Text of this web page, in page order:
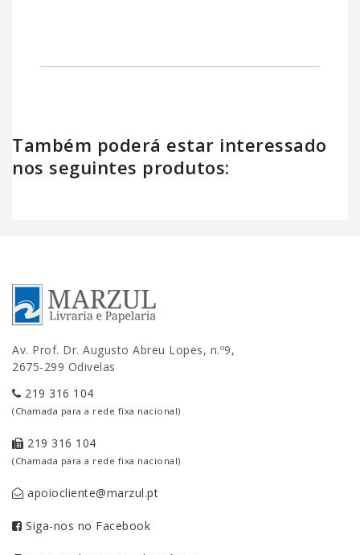
Também poderá estar interessado
nos seguintes produtos:
Av. Prof. Dr. Augusto Abreu Lopes, n.º9,
2675-299 Odivelas
219 316 104
(Chamada para a rede fixa nacional)
219 316 104
(Chamada para a rede fixa nacional)
apoiocliente@marzul.pt
Siga-nos no Facebook